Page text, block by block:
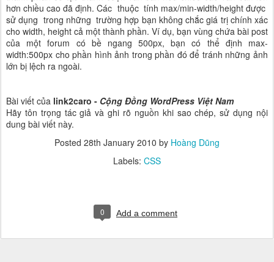
hơn chiều cao đã định. Các thuộc tính max/min-width/height được
sử dụng trong những trường hợp bạn không chắc giá trị chính xác
cho width, height cả một thành phần. Ví dụ, bạn vùng chứa bài post
của một forum có bề ngang 500px, bạn có thể định max-
width:500px cho phần hình ảnh trong phần đó để tránh những ảnh
lớn bị lệch ra ngoài.
Bài viết của link2caro - Cộng Đồng WordPress Việt Nam
Hãy tôn trọng tác giả và ghi rõ nguồn khi sao chép, sử dụng nội
dung bài viết này.
Posted 28th January 2010 by Hoàng Dũng
Labels: CSS
0 Add a comment